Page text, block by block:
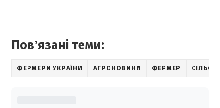
Повʼязані теми:
ФЕРМЕРИ УКРАЇНИ АГРОНОВИНИ ФЕРМЕР